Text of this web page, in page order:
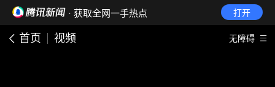
· 获取全网一手热点 打开
首页 视频 无障碍